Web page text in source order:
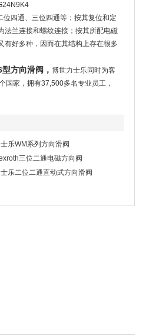
四通、三位四通等；按其复位和定
法兰连接和螺纹连接；按其所配电磁
有好多种，因而在其结构上存在很多
方向滑阀， 博世力士乐同时为客
国家，拥有37,500多名专业员工，
乐WM系列方向滑阀
三位二通电磁方向阀
乐二位二通直动式方向滑阀